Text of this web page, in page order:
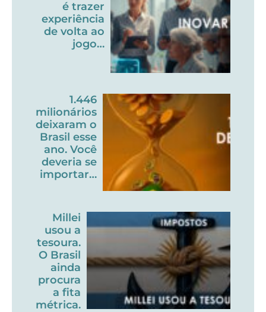
é trazer
experiência
de volta ao
jogo…
1.446
milionários
deixaram o
Brasil esse
ano. Você
deveria se
importar…
Millei
usou a
tesoura.
O Brasil
ainda
procura
a fita
métrica.